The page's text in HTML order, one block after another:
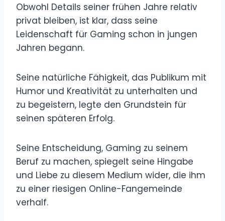
Obwohl Details seiner frühen Jahre relativ
privat bleiben, ist klar, dass seine
Leidenschaft für Gaming schon in jungen
Jahren begann.
Seine natürliche Fähigkeit, das Publikum mit
Humor und Kreativität zu unterhalten und
zu begeistern, legte den Grundstein für
seinen späteren Erfolg.
Seine Entscheidung, Gaming zu seinem
Beruf zu machen, spiegelt seine Hingabe
und Liebe zu diesem Medium wider, die ihm
zu einer riesigen Online-Fangemeinde
verhalf.